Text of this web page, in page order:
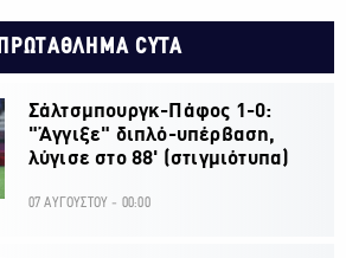
ΠΡΩΤΑΘΛΗΜΑ CYTA
Σάλτσμπουργκ-Πάφος 1-0:
"Άγγιξε" διπλό-υπέρβαση,
λύγισε στο 88' (στιγμιότυπα)
07 ΑΥΓΟΥΣΤΟΥ - 00:00